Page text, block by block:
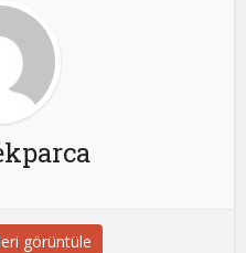
görüntüle